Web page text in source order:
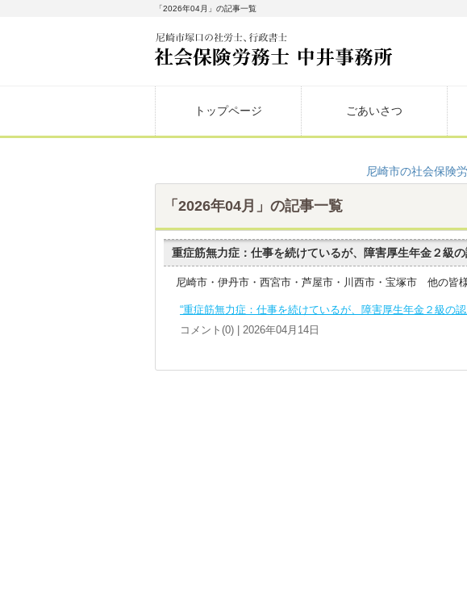
「2026年04月」の記事一覧
トップページ ごあいさつ
尼崎市の社会保険
「2026年04月」の記事一覧
重症筋無力症：仕事を続けているが、障害厚生年金２級の
尼崎市・伊丹市・西宮市・芦屋市・川西市・宝塚市 他の皆
“重症筋無力症：仕事を続けているが、障害厚生年金２級の
コメント(0) | 2026年04月14日